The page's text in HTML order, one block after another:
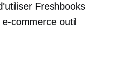
Freshbooks
e-commerceoutil